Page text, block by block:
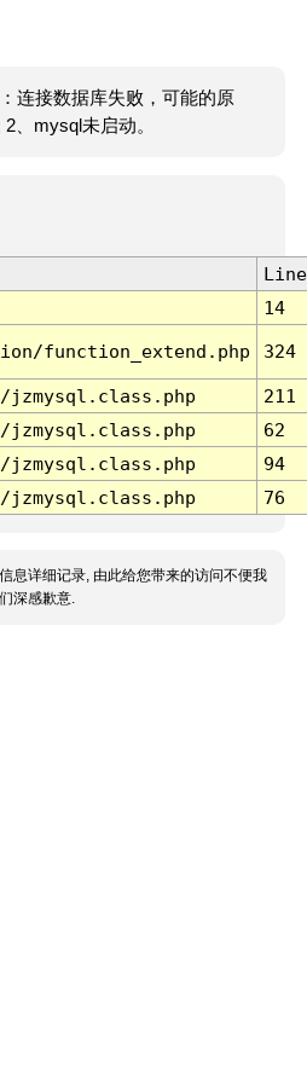
连接数据库失败，可能的原
、mysql未启动。
Line
14
function_extend.php 324
jzmysql.class.php
211
jzmysql.class.php
62
jzmysql.class.php
94
jzmysql.class.php 76
息详细记录, 由此给您带来的访问不便我
们深感歉意.